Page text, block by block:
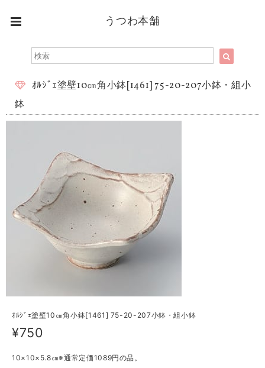
うつわ本舗
ｵﾙｼﾞｪ塗壁10㎝角小鉢[1461] 75-20-207小鉢・組小
鉢
ｵﾙｼﾞｪ塗壁10㎝角小鉢[1461] 75-20-207小鉢・組小鉢
¥750
10×10×5.8㎝※通常定価1089円の品。